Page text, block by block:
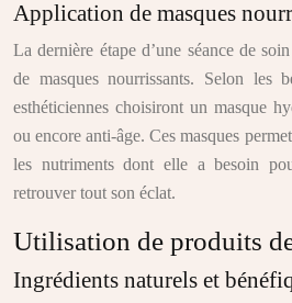
Application de masques
La dernière étape d’une séance de
de masques nourrissants. Selon les
esthéticiennes choisiront un masque
ou encore anti-âge. Ces masques
les nutriments dont elle a besoin
retrouver tout son éclat.
Utilisation de produits
Ingrédients naturels et